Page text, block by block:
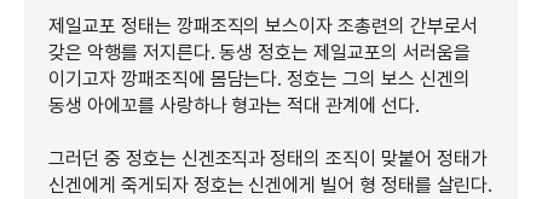
제일교포 정태는 깡패조직의 보스이자 조총련의 간부로서
갖은 악행를 저지른다. 동생 정호는 제일교포의 서러움을
이기고자 깡패조직에 몸담는다. 정호는 그의 보스 신겐의
동생 아에꼬를 사랑하나 형과는 적대 관계에 선다.
그러던 중 정호는 신겐조직과 정태의 조직이 맞붙어 정태가
신겐에게 죽게되자 정호는 신겐에게 빌어 형 정태를 살린다.